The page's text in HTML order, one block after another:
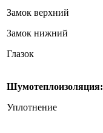
Замок верхний
Замок нижний
Глазок
Шумотеплоизоляция:
Уплотнение